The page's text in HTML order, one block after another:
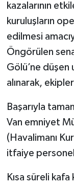
kazalarının
kuruluşların
edilmesi
Öngörülen
Gölü’ne
alınarak,
Başarıyla
Van emniyet
(Havalimanı
itfaiye
Kısa süreli kafa